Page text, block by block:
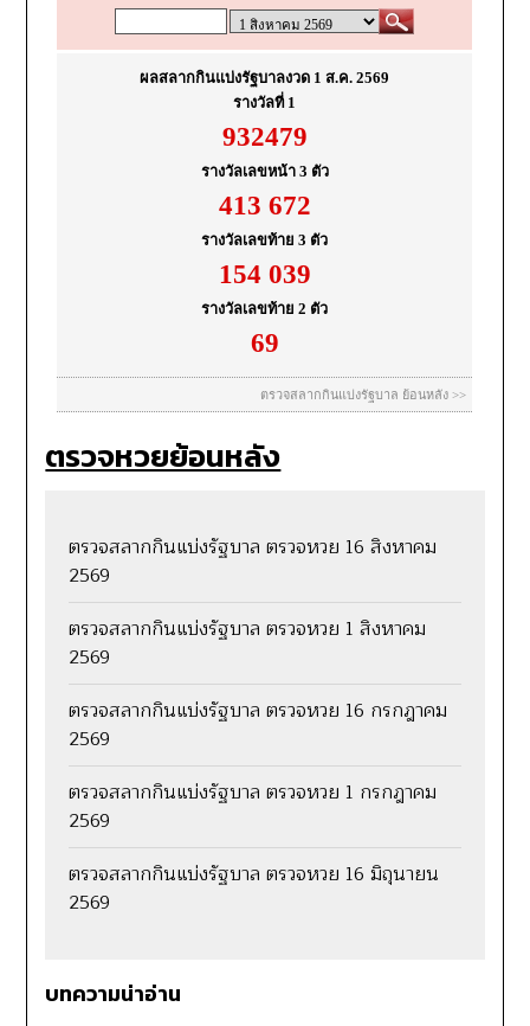
ตรวจหวยย้อนหลัง
ตรวจสลากกินแบ่งรัฐบาล ตรวจหวย 16 สิงหาคม
2569
ตรวจสลากกินแบ่งรัฐบาล ตรวจหวย 1 สิงหาคม
2569
ตรวจสลากกินแบ่งรัฐบาล ตรวจหวย 16 กรกฎาคม
2569
ตรวจสลากกินแบ่งรัฐบาล ตรวจหวย 1 กรกฎาคม
2569
ตรวจสลากกินแบ่งรัฐบาล ตรวจหวย 16 มิถุนายน
2569
บทความน่าอ่าน